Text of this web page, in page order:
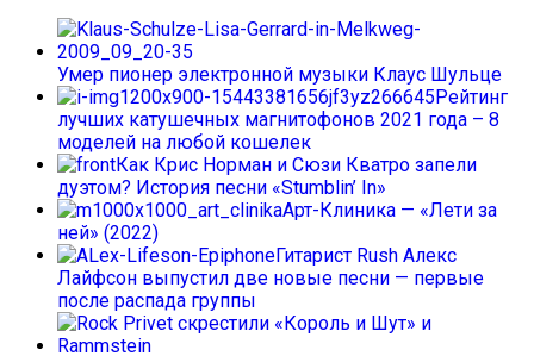
Умер пионер электронной музыки Клаус Шульце
Рейтинг
лучших катушечных магнитофонов 2021 года – 8
моделей на любой кошелек
Как Крис Норман и Сюзи Кватро запели
дуэтом? История песни «Stumblin’ In»
Арт-Клиника — «Лети за
ней» (2022)
Гитарист Rush Алекс
Лайфсон выпустил две новые песни — первые
после распада группы